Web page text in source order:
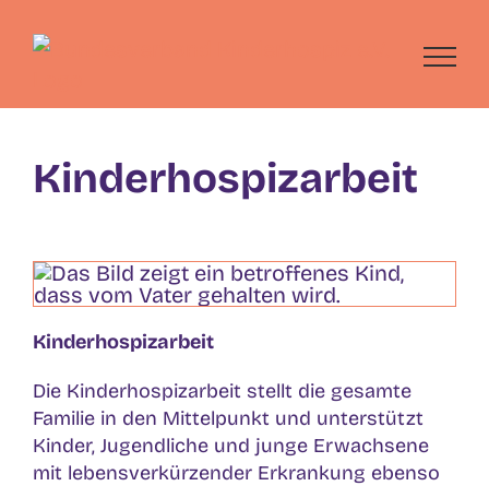
Kinderhospizarbeit
Kinderhospizarbeit
Die Kinderhospizarbeit stellt die gesamte
Familie in den Mittelpunkt und unterstützt
Kinder, Jugendliche und junge Erwachsene
mit lebensverkürzender Erkrankung ebenso